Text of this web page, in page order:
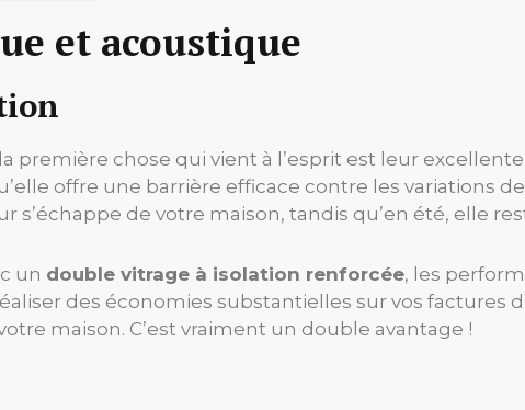
et acoustique
première chose qui vient à l’esprit est leur excellente
offre une barrière efficace contre les variations
s’échappe de votre maison, tandis qu’en été, elle
un double vitrage à isolation renforcée, les
des économies substantielles sur vos factures
maison. C’est vraiment un double avantage !